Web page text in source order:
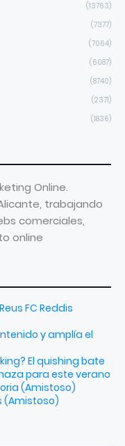
(13763)
(7377)
(7064)
(6087)
(8740)
(2371)
(1836)
Online.
trabajando
comerciales,
online
FC Reddis
y amplía el
El quishing bate
para este verano
(Amistoso)
(Amistoso)